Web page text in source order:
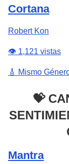
Cortana
Robert Kon
👁️ 1,121 vistas
🎸 Mismo
💝
Mantra